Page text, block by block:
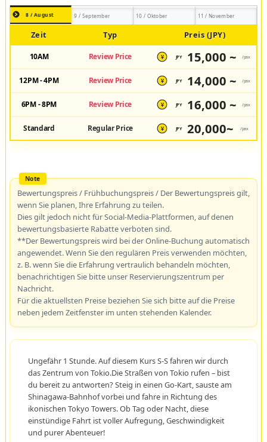
8 / August 9 / September 10 / Oktober 11 / November
Zeit Typ Preis (JPY)
10AM Review Price ¥ JPY 15,000 ~ /pax
12PM - 4PM Review Price ¥ JPY 14,000 ~ /pax
6PM - 8PM Review Price ¥ JPY 16,000 ~ /pax
Standard Regular Price ¥ JPY 20,000~ /pax
Bewertungspreis / Frühbuchungspreis / Der Bewertungspreis gilt,
wenn Sie planen, Ihre Erfahrung zu teilen.
Dies gilt jedoch nicht für Social-Media-Plattformen, auf denen
bewertungsbasierte Rabatte verboten sind.
**Der Bewertungspreis wird bei der Online-Buchung automatisch
angewendet. Wenn Sie den regulären Preis verwenden möchten,
z. B. wenn Sie die Erfahrung vertraulich behandeln möchten,
benachrichtigen Sie bitte unser Reservierungszentrum per
Nachricht.
Für die aktuellsten Preise beziehen Sie sich bitte auf die Preise
neben jedem Zeitfenster im unten stehenden Kalender.
Ungefähr 1 Stunde. Auf diesem Kurs S-S fahren wir durch
das Zentrum von Tokio.Die Straßen von Tokio rufen – bist
du bereit zu antworten? Steig in einen Go-Kart, sauste am
Shinagawa-Bahnhof vorbei und fahre in Richtung des
ikonischen Tokyo Towers. Ob Tag oder Nacht, diese
einstündige Fahrt ist voller Aufregung, Geschwindigkeit
und purer Abenteuer!